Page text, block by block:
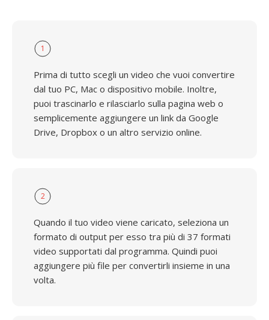
1
Prima di tutto scegli un video che vuoi convertire
dal tuo PC, Mac o dispositivo mobile. Inoltre,
puoi trascinarlo e rilasciarlo sulla pagina web o
semplicemente aggiungere un link da Google
Drive, Dropbox o un altro servizio online.
2
Quando il tuo video viene caricato, seleziona un
formato di output per esso tra più di 37 formati
video supportati dal programma. Quindi puoi
aggiungere più file per convertirli insieme in una
volta.